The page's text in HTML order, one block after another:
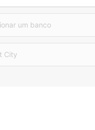
um banco
City